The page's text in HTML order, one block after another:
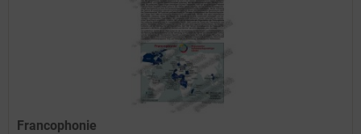
Francophonie